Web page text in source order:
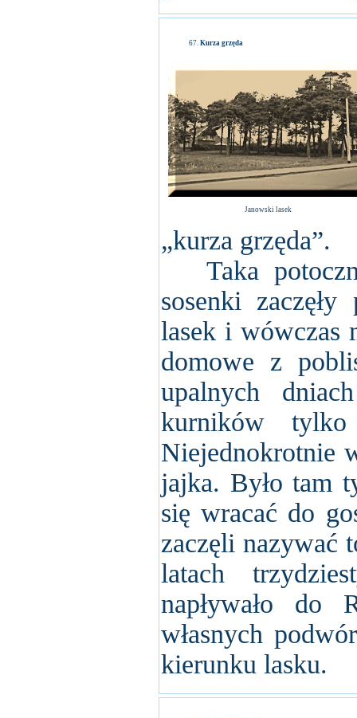
Kurza grzęda
Janowski lasek
„kurza grzęda”.
Taka
sosenki
lasek i wówczas
domowe z
upalnych
kurników
Niejednokrotnie
jajka. Było tam
się wracać do
zaczęli nazywać
latach
napływało do
własnych
kierunku lasku.